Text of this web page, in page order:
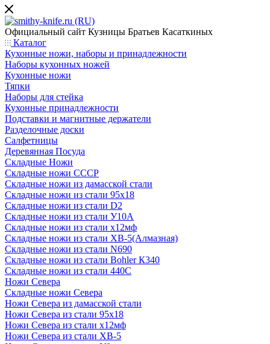
Официальный сайт Кузницы Братьев Касаткиных
Каталог
Кухонные ножи, наборы и принадлежности
Наборы кухонных ножей
Кухонные ножи
Тяпки
Наборы для стейка
Кухонные принадлежности
Подставки и магнитные держатели
Разделочные доски
Салфетницы
Деревянная Посуда
Складные Ножи
Cкладные ножи СССР
Складные ножи из дамасской стали
Складные ножи из стали 95х18
Складные ножи из стали D2
Складные ножи из стали У10А
Складные ножи из стали х12мф
Складные ножи из стали ХВ-5(Алмазная)
Складные ножи из стали N690
Складные ножи из стали Bohler К340
Складные ножи из стали 440С
Ножи Севера
Складные ножи Севера
Ножи Севера из дамасской стали
Ножи Севера из стали 95х18
Ножи Севера из стали х12мф
Ножи Севера из стали ХВ-5